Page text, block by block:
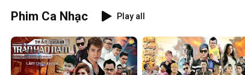
Phim Ca Nhạc Play all